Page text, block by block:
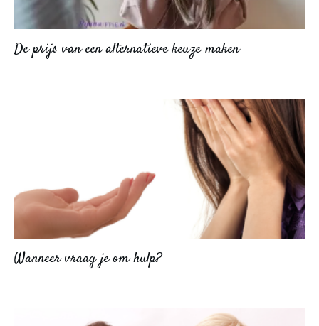
De prijs van een alternatieve keuze maken
Wanneer vraag je om hulp?